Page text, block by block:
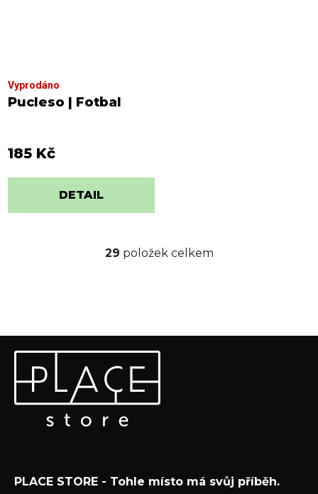
Pucleso | Fotbal
Vyprodáno
185 Kč
DETAIL
O
a
c
p
r
ý
29 položek celkem
Odebírat newsletter
Vložte svůj e-mail a my vám budeme zasílat informace o
nových produktech na našem e-shopu.
ochrany osobních údajů
PLACE STORE - Tohle místo má svůj příběh.